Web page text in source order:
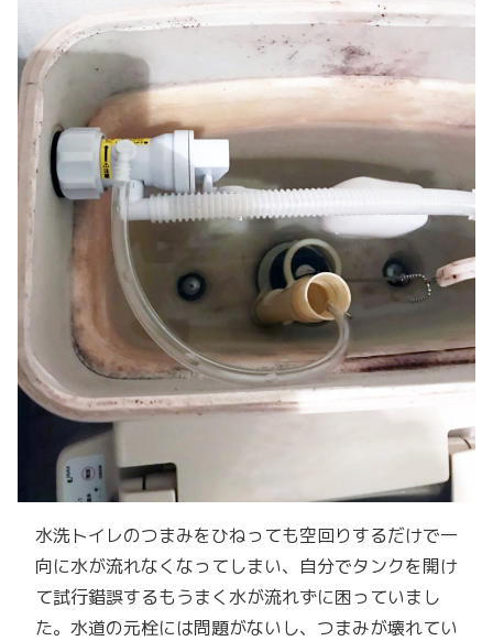
水洗トイレのつまみをひねっても空回りするだけで一
向に水が流れなくなってしまい、自分でタンクを開け
て試行錯誤するもうまく水が流れずに困っていまし
た。水道の元栓には問題がないし、つまみが壊れてい